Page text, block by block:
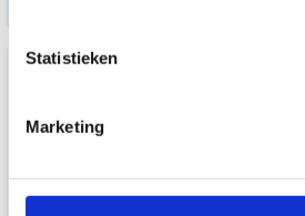
Statistieken
Marketing